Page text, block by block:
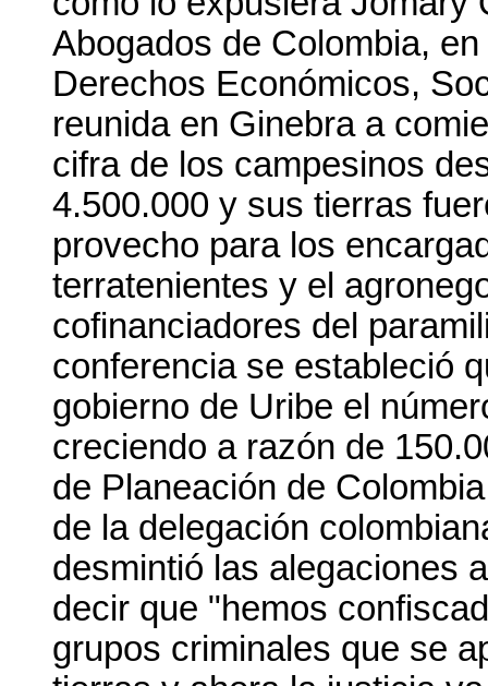
Abogados de Colombia,
Derechos Económicos,
reunida en Ginebra a
cifra de los campesinos
4.500.000 y sus tierras
provecho para los
terratenientes y el
cofinanciadores del
conferencia se estableció
gobierno de Uribe el
creciendo a razón de
de Planeación de
de la delegación
desmintió las alegaciones
decir que "hemos
grupos criminales que se